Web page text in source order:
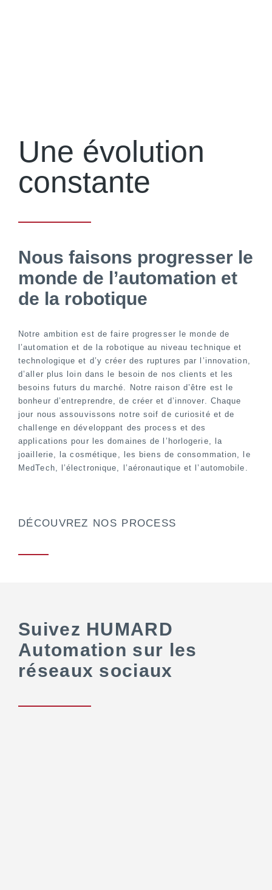
Une évolution
constante
Nous faisons progresser le
monde de l’automation et
de la robotique
Notre ambition est de faire progresser le monde de
l’automation et de la robotique au niveau technique et
technologique et d’y créer des ruptures par l’innovation,
d’aller plus loin dans le besoin de nos clients et les
besoins futurs du marché. Notre raison d’être est le
bonheur d’entreprendre, de créer et d’innover. Chaque
jour nous assouvissons notre soif de curiosité et de
challenge en développant des process et des
applications pour les domaines de l’horlogerie, la
joaillerie, la cosmétique, les biens de consommation, le
MedTech, l’électronique, l’aéronautique et l’automobile.
DÉCOUVREZ NOS PROCESS
Suivez HUMARD
Automation sur les
réseaux sociaux